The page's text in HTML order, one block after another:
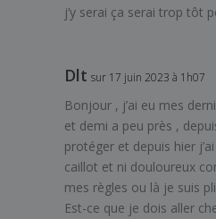
j’y serai ça serai trop tôt
Dlt sur 17 juin 2023 à 1h07
Bonjour , j’ai eu mes
et demi a peu près ,
protéger et depuis hier
caillot et ni douloureux
mes règles ou là je suis
Est-ce que je dois aller